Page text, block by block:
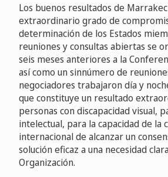
Los buenos resultados de
extraordinario grado de
determinación de los Estados
reuniones y consultas abiertas se
seis meses anteriores a la
así como un sinnúmero de
negociadores trabajaron día y
que constituye un resultado
personas con discapacidad visual,
intelectual, para la capacidad de la
internacional de alcanzar un
solución eficaz a una necesidad
Organización.